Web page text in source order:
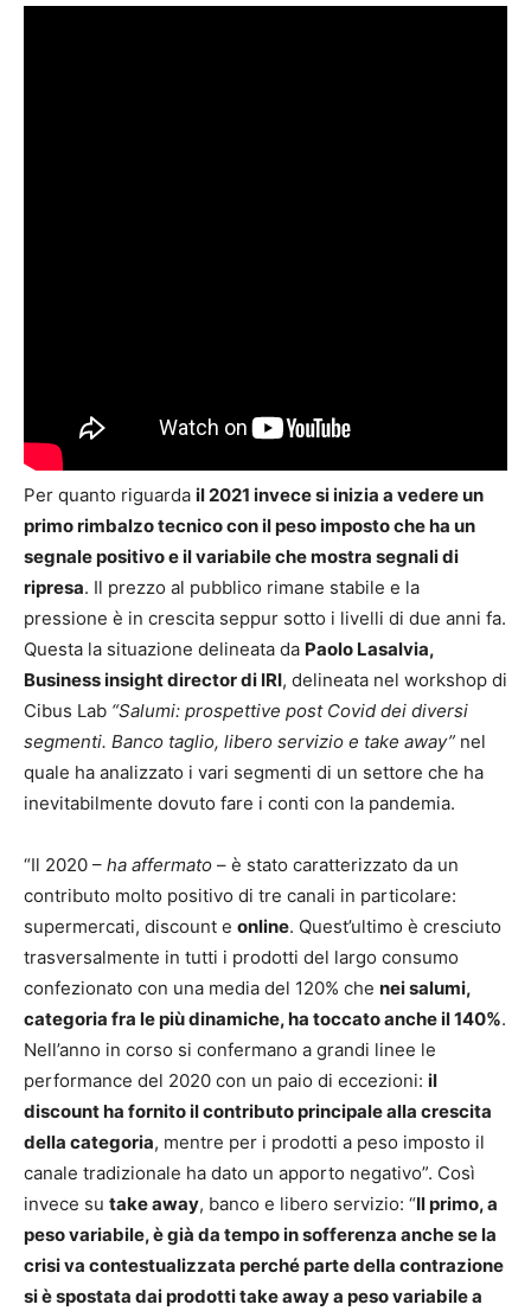
Per quanto riguarda il 2021 invece si inizia a vedere un
primo rimbalzo tecnico con il peso imposto che ha un
segnale positivo e il variabile che mostra segnali di
ripresa. Il prezzo al pubblico rimane stabile e la
pressione è in crescita seppur sotto i livelli di due anni fa.
Questa la situazione delineata da Paolo Lasalvia,
Business insight director di IRI, delineata nel workshop di
Cibus Lab “Salumi: prospettive post Covid dei diversi
segmenti. Banco taglio, libero servizio e take away” nel
quale ha analizzato i vari segmenti di un settore che ha
inevitabilmente dovuto fare i conti con la pandemia.
“Il 2020 – ha affermato – è stato caratterizzato da un
contributo molto positivo di tre canali in particolare:
supermercati, discount e online. Quest’ultimo è cresciuto
trasversalmente in tutti i prodotti del largo consumo
confezionato con una media del 120% che nei salumi,
categoria fra le più dinamiche, ha toccato anche il 140%.
Nell’anno in corso si confermano a grandi linee le
performance del 2020 con un paio di eccezioni: il
discount ha fornito il contributo principale alla crescita
della categoria, mentre per i prodotti a peso imposto il
canale tradizionale ha dato un apporto negativo”. Così
invece su take away, banco e libero servizio: “Il primo, a
peso variabile, è già da tempo in sofferenza anche se la
crisi va contestualizzata perché parte della contrazione
si è spostata dai prodotti take away a peso variabile a